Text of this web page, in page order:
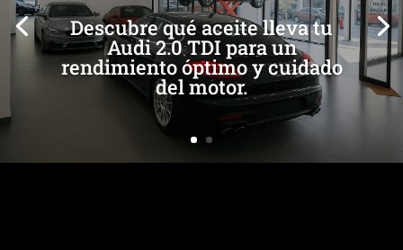
Descubre qué aceite lleva tu
Audi 2.0 TDI para un
rendimiento óptimo y cuidado
del motor.